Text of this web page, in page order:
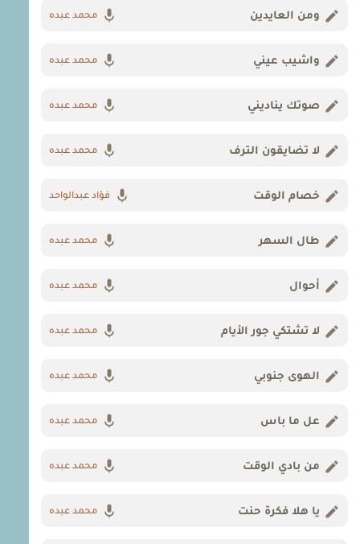
ومن العايدين محمد عبده
واشيب عيني محمد عبده
صوتك يناديني محمد عبده
لا تضايقون الترف محمد عبده
خصام الوقت فؤاد عبدالواحد
طال السهر محمد عبده
أحوال محمد عبده
لا تشتكي جور الأيام محمد عبده
الهوى جنوبي محمد عبده
عل ما باس محمد عبده
من بادي الوقت محمد عبده
يا هلا فكرة حنت محمد عبده